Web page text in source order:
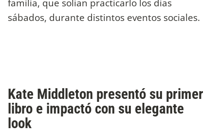
familia, que solían practicarlo los días
sábados, durante distintos eventos sociales.
Kate Middleton presentó su primer
libro e impactó con su elegante
look